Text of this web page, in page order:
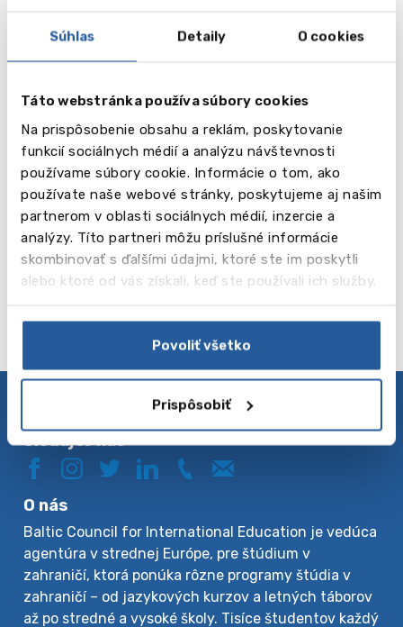
Súhlas Detaily O cookies
Táto webstránka používa súbory cookies
Na prispôsobenie obsahu a reklám, poskytovanie
funkcií sociálnych médií a analýzu návštevnosti
používame súbory cookie. Informácie o tom, ako
používate naše webové stránky, poskytujeme aj našim
partnerom v oblasti sociálnych médií, inzercie a
analýzy. Títo partneri môžu príslušné informácie
skombinovať s ďalšími údajmi, ktoré ste im poskytli
alebo ktoré od vás získali, keď ste používali ich služby.
Povoliť všetko
Prispôsobiť
Accord
Ecole de
Langues
od 395 EUR
Čítaj viac Paris
Zásady ochrany osobných údajov
Sledujte nás
O nás
Baltic Council for International Education je vedúca
agentúra v strednej Európe, pre štúdium v
zahraničí, ktorá ponúka rôzne programy štúdia v
zahraničí – od jazykových kurzov a letných táborov
až po stredné a vysoké školy. Tisíce študentov každý